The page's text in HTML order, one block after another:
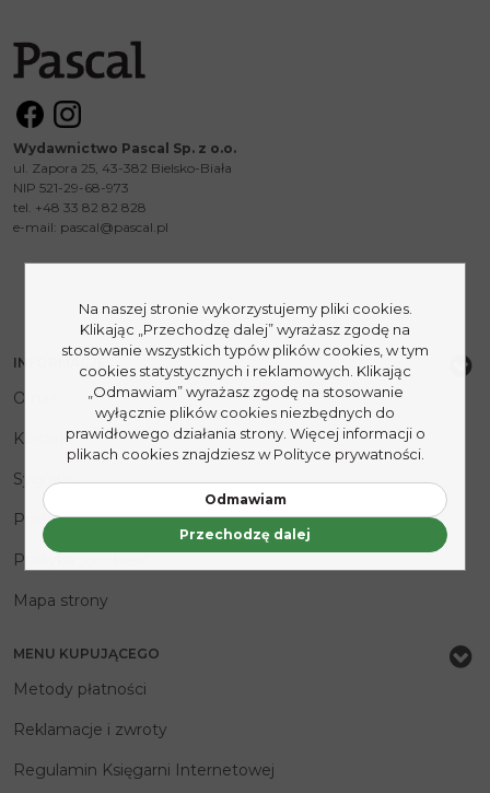
Wydawnictwo Pascal Sp. z o.o.
ul. Zapora 25, 43-382 Bielsko-Biała
NIP 521-29-68-973
tel. +48 33 82 82 828
e-mail: pascal@pascal.pl
INFORMACJE
O nas
Kontakt
Sygnaliści
Polityka prywatności
Polityka „cookies”
Mapa strony
MENU KUPUJĄCEGO
Metody płatności
Reklamacje i zwroty
Regulamin Księgarni Internetowej
Na naszej stronie wykorzystujemy pliki cookies.
Klikając „Przechodzę dalej” wyrażasz zgodę na
stosowanie wszystkich typów plików cookies, w tym
cookies statystycznych i reklamowych. Klikając
„Odmawiam” wyrażasz zgodę na stosowanie
wyłącznie plików cookies niezbędnych do
prawidłowego działania strony. Więcej informacji o
plikach cookies znajdziesz w Polityce prywatności.
Odmawiam
Przechodzę dalej